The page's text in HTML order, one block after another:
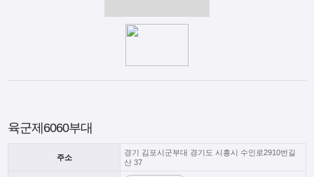
육군제6060부대
주소
경기 김포시군부대 경기도 시흥시 수인로2910번길
산 37